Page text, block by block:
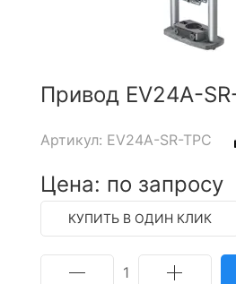
Привод EV24A-
Артикул: EV24A-SR-TPC
Цена: по запросу
КУПИТЬ В ОДИН КЛИК
1